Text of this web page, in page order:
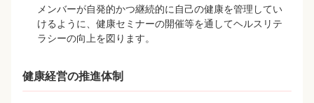
メンバーが自発的かつ継続的に自己の健康を管理してい
けるように、健康セミナーの開催等を通してヘルスリテ
ラシーの向上を図ります。
健康経営の推進体制